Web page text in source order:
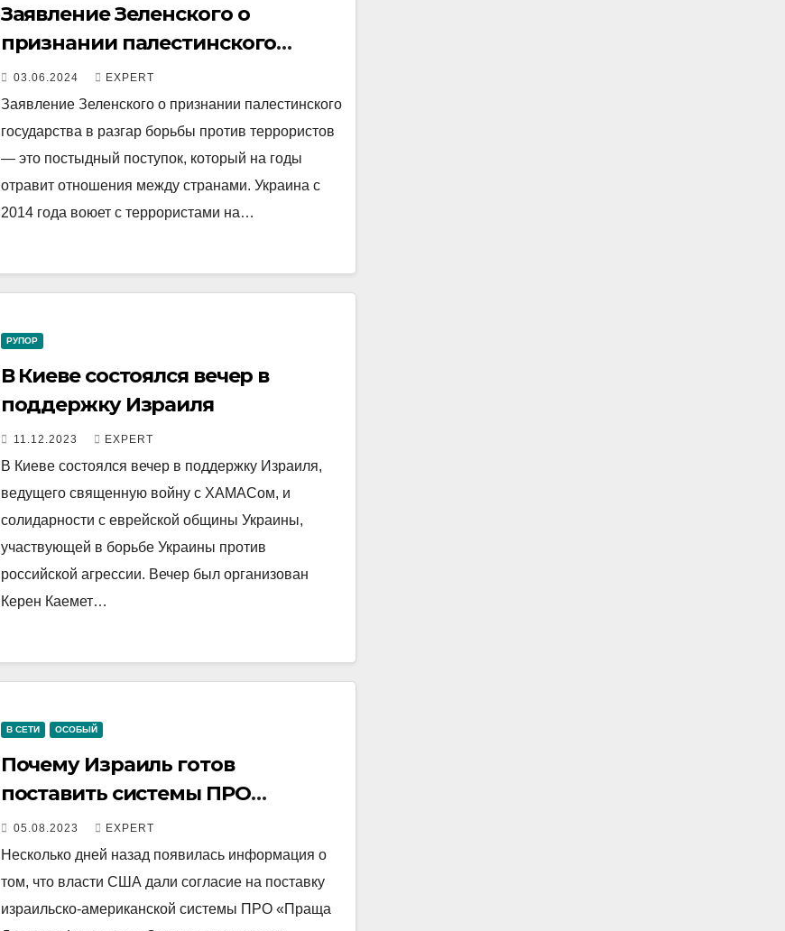
Заявление Зеленского о
признании палестинского
государства на годы отравит
отношения между странами
03.06.2024 EXPERT
Заявление Зеленского о признании палестинского
государства в разгар борьбы против террористов
— это постыдный поступок, который на годы
отравит отношения между странами. Украина с
2014 года воюет с террористами на…
РУПОР
В Киеве состоялся вечер в
поддержку Израиля
11.12.2023 EXPERT
В Киеве состоялся вечер в поддержку Израиля,
ведущего священную войну с ХАМАСом, и
солидарности с еврейской общины Украины,
участвующей в борьбе Украины против
российской агрессии. Вечер был организован
Керен Каемет…
В СЕТИ ОСОБЫЙ
Почему Израиль готов
поставить системы ПРО
Финляндии, а не Украине
05.08.2023 EXPERT
Несколько дней назад появилась информация о
том, что власти США дали согласие на поставку
израильско-американской системы ПРО «Праща